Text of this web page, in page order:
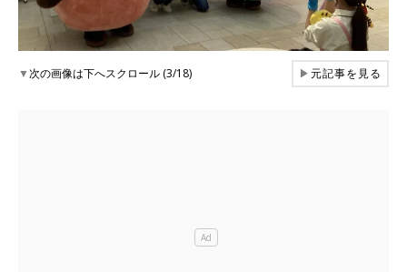
▼次の画像は下へスクロール (3/18) ▶元記事を見る